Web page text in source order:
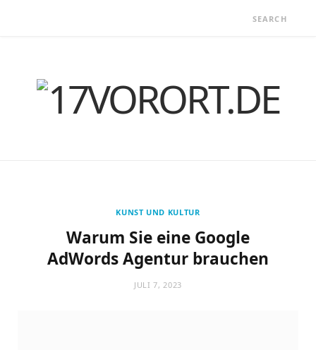
KUNST UND KULTUR
Warum Sie eine Google
AdWords Agentur brauchen
JULI 7, 2023